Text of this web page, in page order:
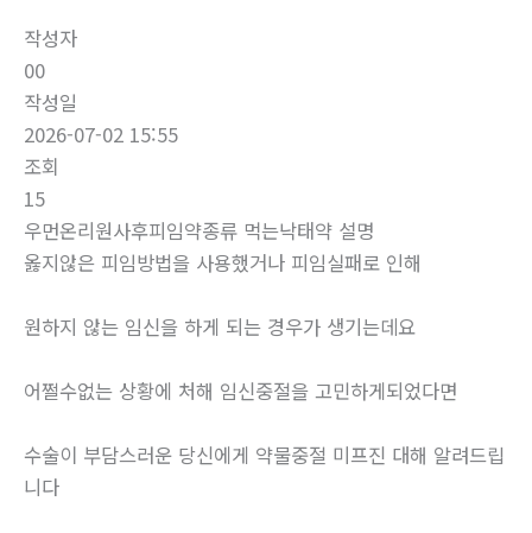
작성자
00
작성일
2026-07-02 15:55
조회
15
우먼온리원사후피임약종류 먹는낙­태약 설명
옳지않은 피임방법을 사용했거나 피임실패로 인해
원하지 않는 임신을 하게 되는 경우가 생기는데요
어쩔수없는 상황에 처해 임신중절을 고민하게되었다면
수술이 부담스러운 당신에게 약물중절 미프진 대해 알려드립
니다